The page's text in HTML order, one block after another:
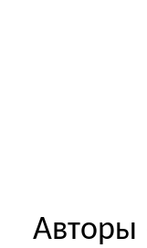
Авторы